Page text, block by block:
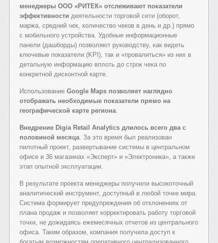
менеджеры ООО «РИТЕК» отслеживают показатели
эффективности деятельности торговой сети (оборот,
маржа, средний чек, количество чеков в день и др.) прямо
с мобильного устройства. Удобные информационные
панели (дашборды) позволяют руководству, как видеть
ключевые показатели (KPI), так и «провалиться» из них в
детальную информацию вплоть до строк чека по
конкретной дисконтной карте.
Использование Google Maps позволяет наглядно
отображать необходимые показатели прямо на
географической карте региона.
Внедрение Digia Retail Analytics длилось всего два с
половиной месяца. За это время был реализован
пилотный проект, развертывание системы в центральном
офисе и 36 магазинах «Эксперт» и «Электроника», а также
этап опытной эксплуатации.
В результате проекта менеджеры получили высокоточный
аналитический инструмент, доступный в любой точке мира.
Система формирует предупреждения об отклонениях от
плана продаж и позволяет корректировать работу торговой
точки, не дожидаясь ежемесячных отчетов из центрального
офиса. Таким образом, компания получила доступ к